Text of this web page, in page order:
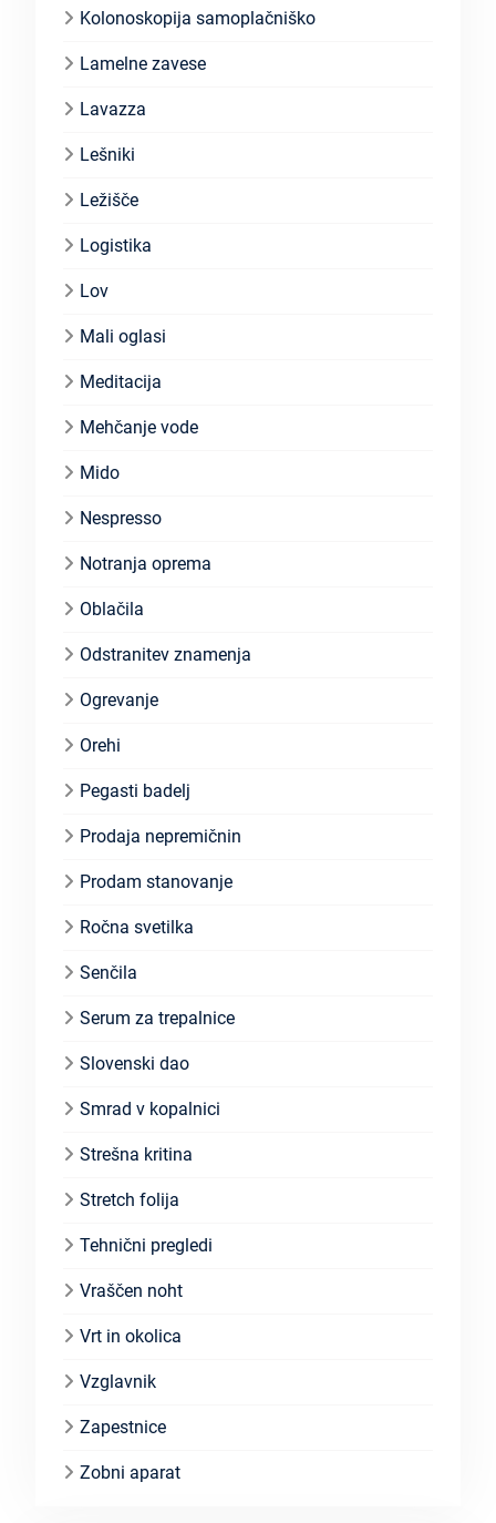
Kolonoskopija samoplačniško
Lamelne zavese
Lavazza
Lešniki
Ležišče
Logistika
Lov
Mali oglasi
Meditacija
Mehčanje vode
Mido
Nespresso
Notranja oprema
Oblačila
Odstranitev znamenja
Ogrevanje
Orehi
Pegasti badelj
Prodaja nepremičnin
Prodam stanovanje
Ročna svetilka
Senčila
Serum za trepalnice
Slovenski dao
Smrad v kopalnici
Strešna kritina
Stretch folija
Tehnični pregledi
Vraščen noht
Vrt in okolica
Vzglavnik
Zapestnice
Zobni aparat